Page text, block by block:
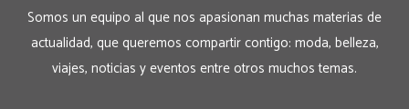
Somos un equipo al que nos apasionan muchas materias de
actualidad, que queremos compartir contigo: moda, belleza,
viajes, noticias y eventos entre otros muchos temas.